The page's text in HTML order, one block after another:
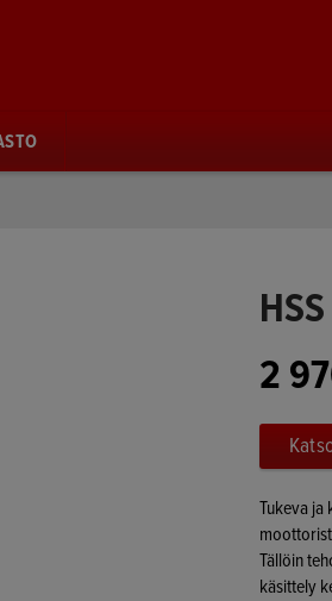
2
Tukeva
Tällöin
käsittely